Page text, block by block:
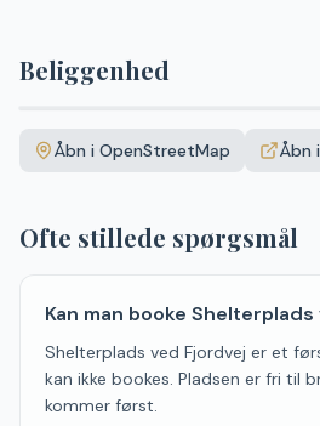
Beliggenhed
+Åbn i OpenStreetMap Åbn
Ofte stillede spørgsmål
Kan man booke
Shelterplads ved Fjordvej er et
kan ikke bookes. Pladsen er fri til
kommer først.